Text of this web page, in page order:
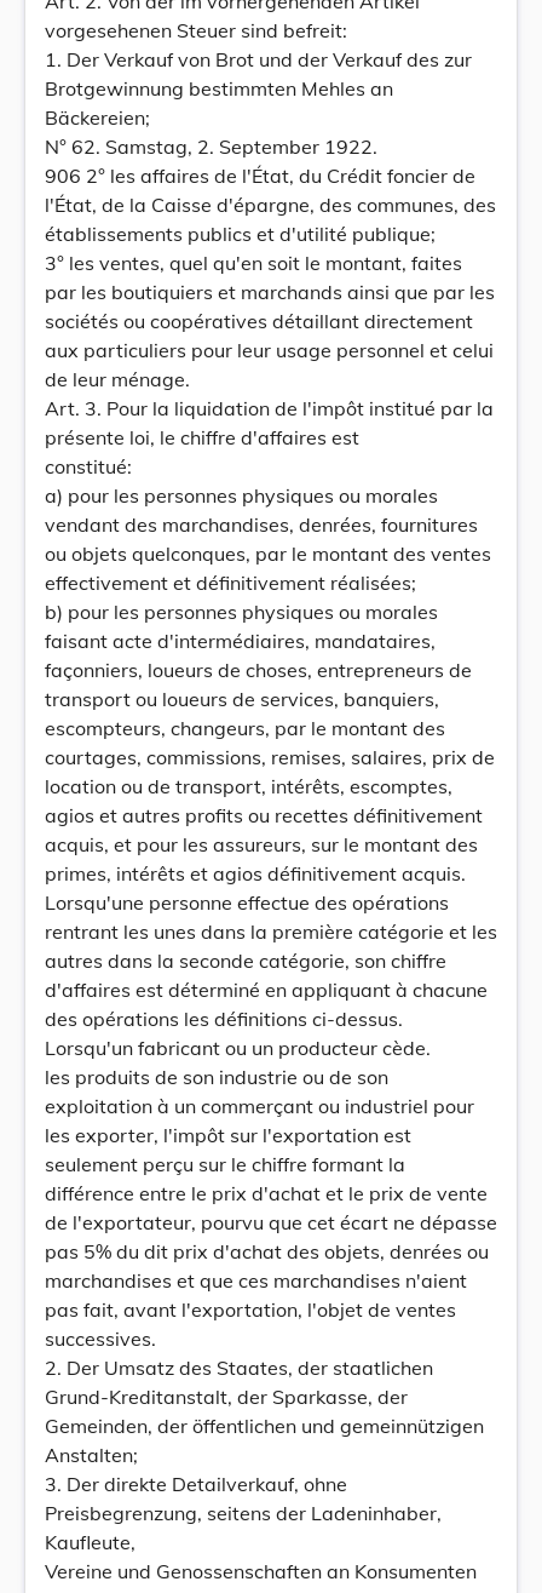
vorgesehenen Steuer sind befreit:
1. Der Verkauf von Brot und der Verkauf des zur
Brotgewinnung bestimmten Mehles an
Bäckereien;
N° 62. Samstag, 2. September 1922.
906 2° les affaires de l'État, du Crédit foncier de
l'État, de la Caisse d'épargne, des communes, des
établissements publics et d'utilité publique;
3° les ventes, quel qu'en soit le montant, faites
par les boutiquiers et marchands ainsi que par les
sociétés ou coopératives détaillant directement
aux particuliers pour leur usage personnel et celui
de leur ménage.
Art. 3. Pour la liquidation de l'impôt institué par la
présente loi, le chiffre d'affaires est
constitué:
a) pour les personnes physiques ou morales
vendant des marchandises, denrées, fournitures
ou objets quelconques, par le montant des ventes
effectivement et définitivement réalisées;
b) pour les personnes physiques ou morales
faisant acte d'intermédiaires, mandataires,
façonniers, loueurs de choses, entrepreneurs de
transport ou loueurs de services, banquiers,
escompteurs, changeurs, par le montant des
courtages, commissions, remises, salaires, prix de
location ou de transport, intérêts, escomptes,
agios et autres profits ou recettes définitivement
acquis, et pour les assureurs, sur le montant des
primes, intérêts et agios définitivement acquis.
Lorsqu'une personne effectue des opérations
rentrant les unes dans la première catégorie et les
autres dans la seconde catégorie, son chiffre
d'affaires est déterminé en appliquant à chacune
des opérations les définitions ci-dessus.
Lorsqu'un fabricant ou un producteur cède.
les produits de son industrie ou de son
exploitation à un commerçant ou industriel pour
les exporter, l'impôt sur l'exportation est
seulement perçu sur le chiffre formant la
différence entre le prix d'achat et le prix de vente
de l'exportateur, pourvu que cet écart ne dépasse
pas 5% du dit prix d'achat des objets, denrées ou
marchandises et que ces marchandises n'aient
pas fait, avant l'exportation, l'objet de ventes
successives.
2. Der Umsatz des Staates, der staatlichen
Grund-Kreditanstalt, der Sparkasse, der
Gemeinden, der öffentlichen und gemeinnützigen
Anstalten;
3. Der direkte Detailverkauf, ohne
Preisbegrenzung, seitens der Ladeninhaber,
Kaufleute,
Vereine und Genossenschaften an Konsumenten